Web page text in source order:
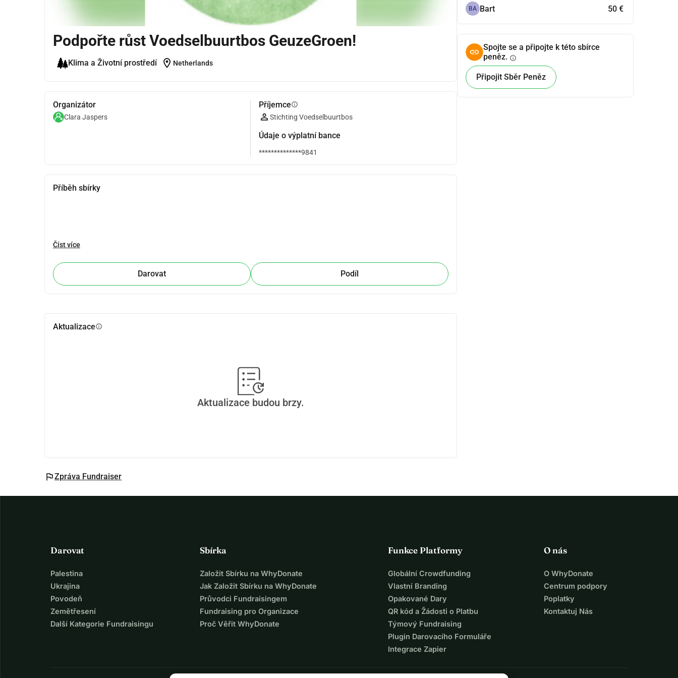
Podpořte růst Voedselbuurtbos GeuzeGroen!
Klima a Životní prostředí location_on Netherlands
Organizátor
Clara Jaspers
Příjemceinfo
Stichting Voedselbuurtbos
Údaje o výplatní bance
**************9841
Příběh sbírky
Číst více
Darovat Podíl
Aktualizaceinfo
Aktualizace budou brzy.
flagZpráva Fundraiser
BA Bart 50 €
Spojte se a připojte k této sbírce
peněz. info
Připojit Sběr Peněz
Darovat
Palestina
Ukrajina
Povodeň
Zemětřesení
Další Kategorie Fundraisingu
Sbírka
Založit Sbírku na WhyDonate
Jak Založit Sbírku na WhyDonate
Průvodci Fundraisingem
Fundraising pro Organizace
Proč Věřit WhyDonate
Funkce Platformy
Globální Crowdfunding
Vlastní Branding
Opakované Dary
QR kód a Žádosti o Platbu
Týmový Fundraising
Plugin Darovacího Formuláře
Integrace Zapier
O nás
O WhyDonate
Centrum podpory
Poplatky
Kontaktuj Nás